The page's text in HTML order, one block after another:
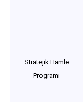
Stratejik Hamle
Programı